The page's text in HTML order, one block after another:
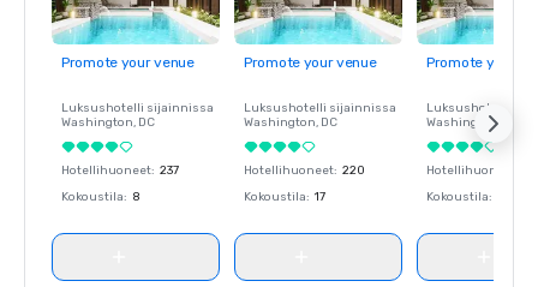
Promote your venue
Luksushotelli sijainnissa
Washington, DC
Hotellihuoneet: 237
Kokoustila: 8
Promote your venue
Luksushotelli sijainnissa
Washington, DC
Hotellihuoneet: 220
Kokoustila: 17
Promote your
Luksushotelli
Washington
Hotellihuoneet
Kokoustila: